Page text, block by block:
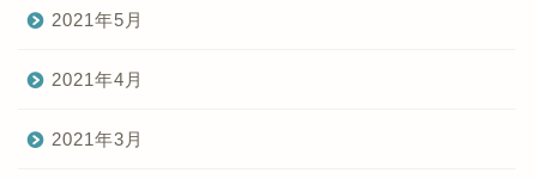
2021年5月
2021年4月
2021年3月